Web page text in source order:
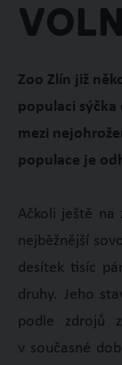
Zoo Zlín již
populaci
mezi
populace je
Ačkoli ještě na
nejběžnější
desítek tisíc
druhy. Jeho
podle zdrojů
v současné